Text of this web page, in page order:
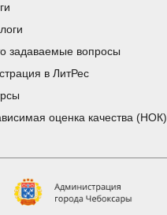
задаваемые вопросы
в ЛитРес
оценка качества (НОК)